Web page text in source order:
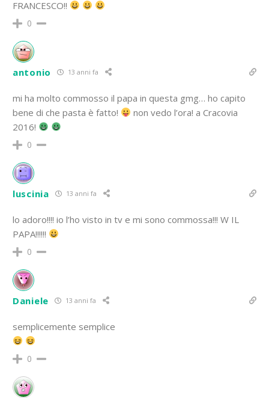
FRANCESCO!!
0
antonio 13 anni fa
mi ha molto commosso il papa in questa gmg… ho capito
bene di che pasta è fatto!
non vedo l’ora! a Cracovia
2016!
0
luscinia 13 anni fa
lo adoro!!!! io l’ho visto in tv e mi sono commossa!!! W IL
PAPA!!!!!!
0
Daniele 13 anni fa
semplicemente semplice
0